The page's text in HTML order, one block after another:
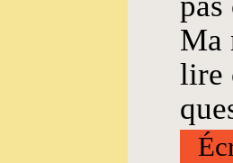
Ma
lire